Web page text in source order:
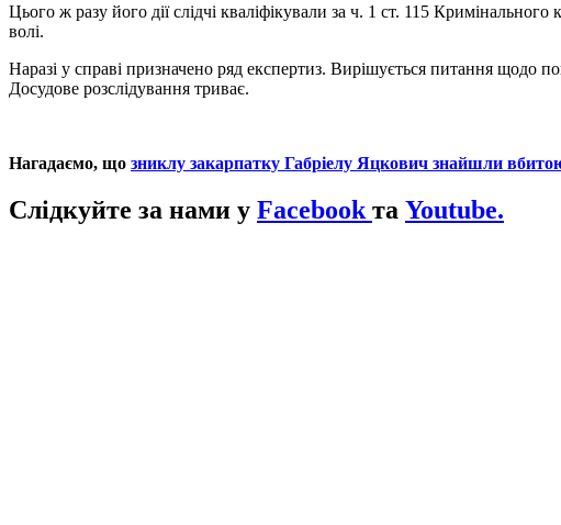
Цього ж разу його дії слідчі кваліфікували за ч. 1 ст. 115
волі.
Наразі у справі призначено ряд експертиз. Вирішується питання щодо
Досудове розслідування триває.
Нагадаємо, що зниклу закарпатку Габріелу Яцкович знайшли
Слідкуйте за нами у Facebook та Youtube.